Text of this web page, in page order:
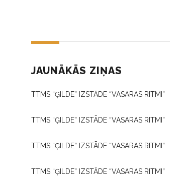
JAUNĀKĀS ZIŅAS
TTMS “ĢILDE” IZSTĀDE “VASARAS RITMI”
TTMS “ĢILDE” IZSTĀDE “VASARAS RITMI”
TTMS “ĢILDE” IZSTĀDE “VASARAS RITMI”
TTMS “ĢILDE” IZSTĀDE “VASARAS RITMI”